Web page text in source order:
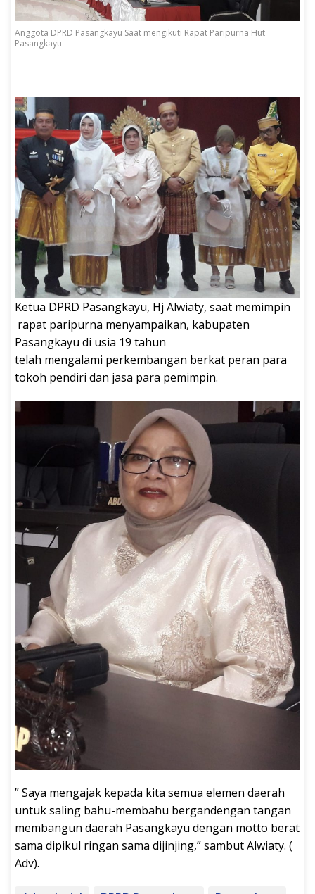
Anggota DPRD Pasangkayu Saat mengikuti Rapat Paripurna Hut
Pasangkayu
Ketua DPRD Pasangkayu, Hj Alwiaty, saat memimpin
rapat paripurna menyampaikan, kabupaten
Pasangkayu di usia 19 tahun
telah mengalami perkembangan berkat peran para
tokoh pendiri dan jasa para pemimpin.
” Saya mengajak kepada kita semua elemen daerah
untuk saling bahu-membahu bergandengan tangan
membangun daerah Pasangkayu dengan motto berat
sama dipikul ringan sama dijinjing,” sambut Alwiaty. (
Adv).